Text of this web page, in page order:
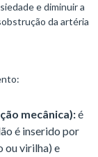
e diminuir a
da artéria
mecânica):é
é inserido por
ou virilha) e